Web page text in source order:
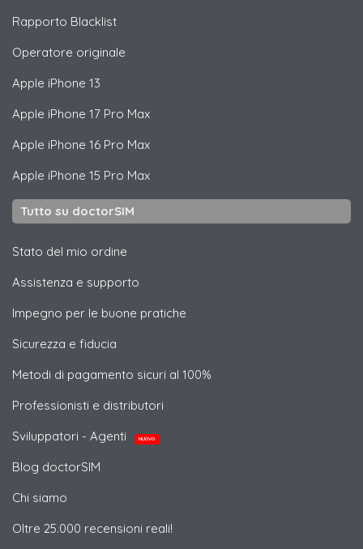
Rapporto Blacklist
Operatore originale
Apple iPhone 13
Apple iPhone 17 Pro Max
Apple iPhone 16 Pro Max
Apple iPhone 15 Pro Max
Tutto su doctorSIM
Stato del mio ordine
Assistenza e supporto
Impegno per le buone pratiche
Sicurezza e fiducia
Metodi di pagamento sicuri al 100%
Professionisti e distributori
Sviluppatori - Agenti
NUOVO
Blog doctorSIM
Chi siamo
Oltre 25.000 recensioni reali!